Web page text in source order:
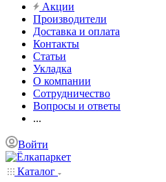
Акции
Производители
Доставка и оплата
Контакты
Статьи
Укладка
О компании
Сотрудничество
Вопросы и ответы
...
Войти
Каталог